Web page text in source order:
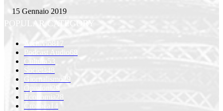
15 Gennaio 2019
POPULAR CATEGORY
Archivio
817
Podcast Audio 68
Cultura53
Società 48
Giornalismo
Opinioni
Economia
Cronaca 14